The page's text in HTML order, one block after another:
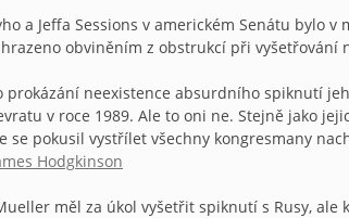
a Jeffa Sessions v americkém Senátu
obviněním z obstrukcí při vyšetřování
prokázání neexistence absurdního spiknutí
v roce 1989. Ale to oni ne. Stejně jako
se pokusil vystřílet všechny kongresmany
Hodgkinson
měl za úkol vyšetřit spiknutí s Rusy,